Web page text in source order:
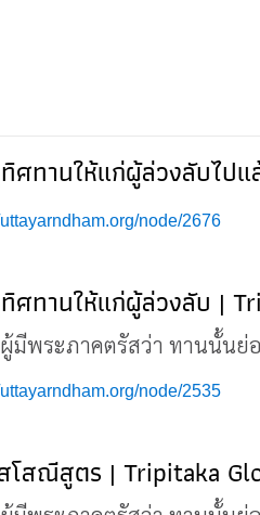
ศทานให้แก่ผู้ล่วงลับไป
node/2676
ศทานให้แก่ผู้ล่วงลับ |
มีพระภาคตรัสว่า ทานนั้นย่
node/2535
สณีสูตร | Tripitaka